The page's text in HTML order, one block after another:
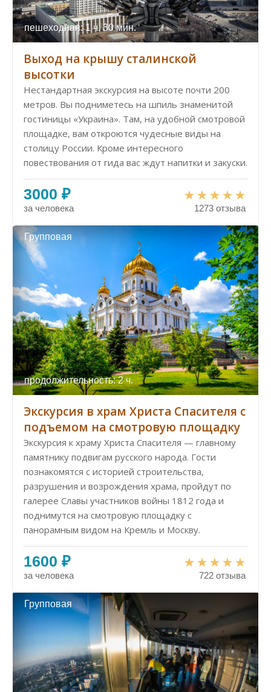
пешеходная: 1 ч. 30 мин.
Выход на крышу сталинской
высотки
Нестандартная экскурсия на высоте почти 200
метров. Вы подниметесь на шпиль знаменитой
гостиницы «Украина». Там, на удобной смотровой
площадке, вам откроются чудесные виды на
столицу России. Кроме интересного
повествования от гида вас ждут напитки и закуски.
3000 ₽
за человека 1273 отзыва
Групповая
продолжительность: 2 ч.
Экскурсия в храм Христа Спасителя с
подъемом на смотровую площадку
Экскурсия к храму Христа Спасителя — главному
памятнику подвигам русского народа. Гости
познакомятся с историей строительства,
разрушения и возрождения храма, пройдут по
галерее Славы участников войны 1812 года и
поднимутся на смотровую площадку с
панорамным видом на Кремль и Москву.
1600 ₽
за человека 722 отзыва
Групповая